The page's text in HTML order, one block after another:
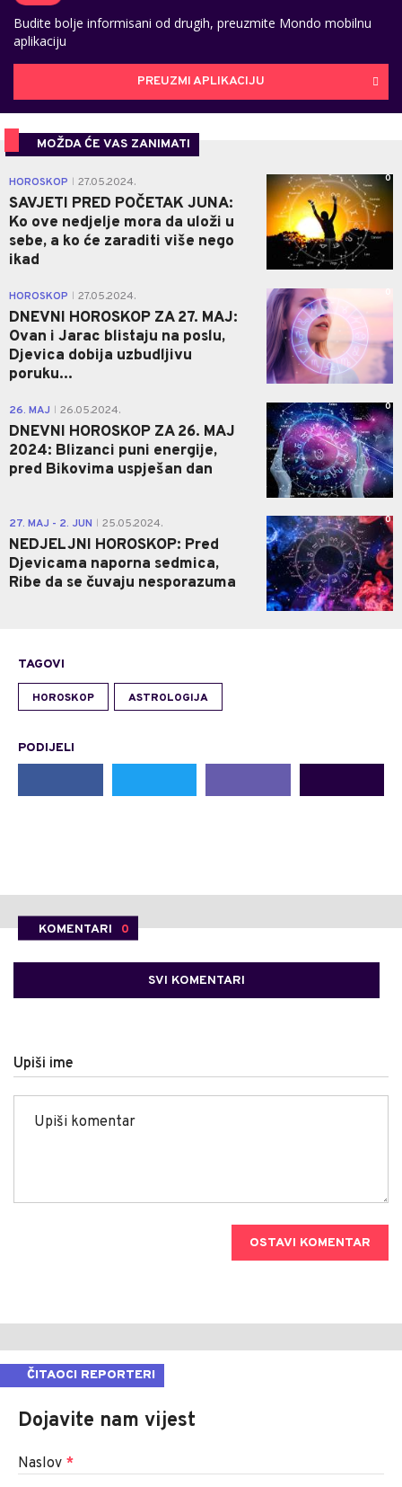
Budite bolje informisani od drugih, preuzmite Mondo mobilnu
aplikaciju
PREUZMI APLIKACIJU
MOŽDA ĆE VAS ZANIMATI
HOROSKOP 27.05.2024.
SAVJETI PRED POČETAK JUNA:
Ko ove nedjelje mora da uloži u
sebe, a ko će zaraditi više nego
ikad
0
HOROSKOP 27.05.2024.
DNEVNI HOROSKOP ZA 27. MAJ:
Ovan i Jarac blistaju na poslu,
Djevica dobija uzbudljivu
poruku...
26. MAJ 26.05.2024.
DNEVNI HOROSKOP ZA 26. MAJ
2024: Blizanci puni energije,
pred Bikovima uspješan dan
0
27. MAJ - 2. JUN 25.05.2024.
NEDJELJNI HOROSKOP: Pred
Djevicama naporna sedmica,
Ribe da se čuvaju nesporazuma
0
TAGOVI
HOROSKOP ASTROLOGIJA
PODIJELI
KOMENTARI 0
SVI KOMENTARI
Upiši ime
OSTAVI KOMENTAR
ČITAOCI REPORTERI
Dojavite nam vijest
Naslov *